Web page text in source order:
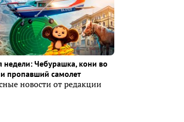
недели: Чебурашка, кони во
пропавший самолет
новости от редакции